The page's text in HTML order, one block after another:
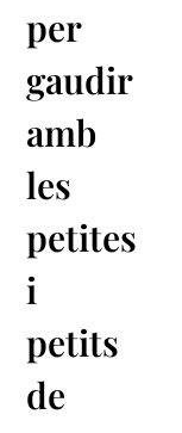
per
gaudir
amb
les
petites
i
petits
de